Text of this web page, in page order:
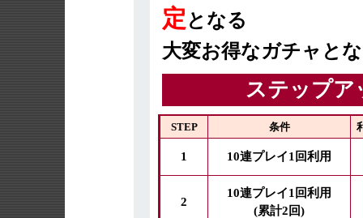
定 となる
大変お得なガチャと
ステップア
STEP 条件
1 10連プレイ1回利用
2
10連プレイ1回利用
(累計2回)